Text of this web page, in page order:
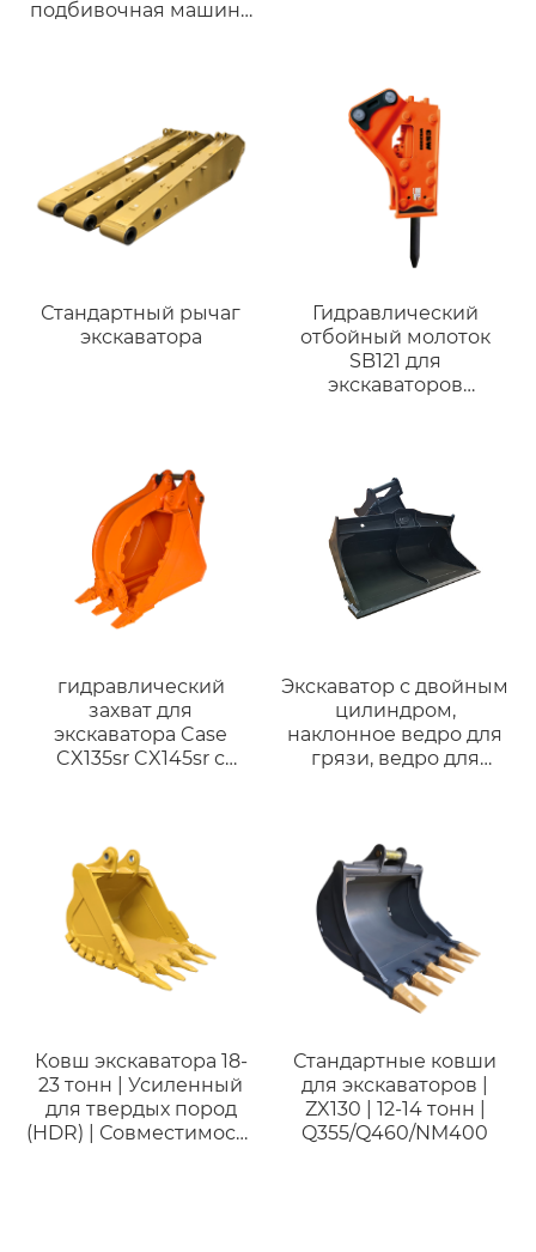
подбивочная машина
Стандартный рычаг
экскаватора
Гидравлический
отбойный молоток
SB121 для
экскаваторов
гидравлический
захват для
экскаватора Case
CX135sr CX145sr с
Экскаватор с двойным
цилиндром,
наклонное ведро для
грязи, ведро для
подходит для мини-
машины весом 20
тонн.
Ковш экскаватора 18-
23 тонн | Усиленный
для твердых пород
(HDR) | Совместимость
Стандартные ковши
для экскаваторов |
ZX130 | 12-14 тонн |
Q355/Q460/NM400